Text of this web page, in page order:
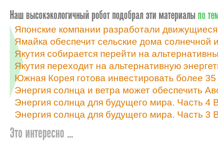
Японские компании разработали
Ямайка обеспечит сельские дома солнечной
Якутия собирается перейти на
Якутия переходит на альтернативную
Южная Корея готова инвестировать более
Энергия солнца и ветра может обеспечить
Энергия солнца для будущего мира. Часть 4
Энергия солнца для будущего мира. Часть 3
Это интересно ...